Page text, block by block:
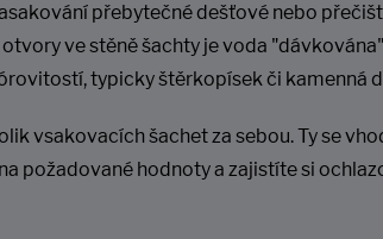
přebytečné dešťové nebo
ve stěně šachty je voda
typicky štěrkopísek či kamenná
vsakovacích šachet za sebou. Ty se
požadované hodnoty a zajistíte si